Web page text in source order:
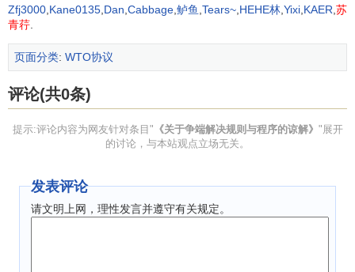
损，也不得妨碍这些适用协定任何目标的实现。
6．对于根据适用协定的磋商和争端解决规定正式提出事
项的双方同意的解决办法应通知DSB及有关理事会和委员
会，在这些机构中任何成员可提出与此有关的任何问题。
施是否有效作出判断。争端解决机制的目的在于保证使争端
决办法无疑是首选办法。如不能达成双方同意的解决办法，
则争端解决机制的首要目标通常是保证撤销被认为与任何适
用协定的规定不一致的有关措施。提供补偿的办法只能在立
Zfj3000 Kane0135 Dan Cabbage 鲈鱼 Tears~ HEHE林 Yixi KAER 苏
青荇
页面分类: WTO协议
评论(共0条)
提示:评论内容为网友针对条目" 《关于争端解决规则与程序的谅解》 "展开
的讨论，与本站观点立场无关。
发表评论
请文明上网，理性发言并遵守有关规定。